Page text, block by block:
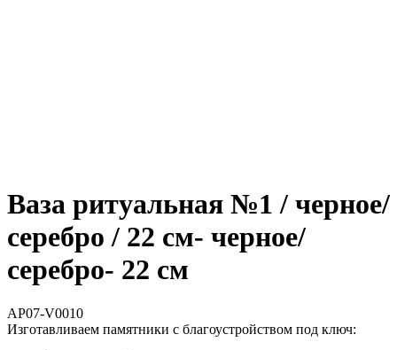
Ваза ритуальная №1 / черное/
серебро / 22 см- черное/
серебро- 22 см
AP07-V0010
Изготавливаем памятники с благоустройством под ключ: